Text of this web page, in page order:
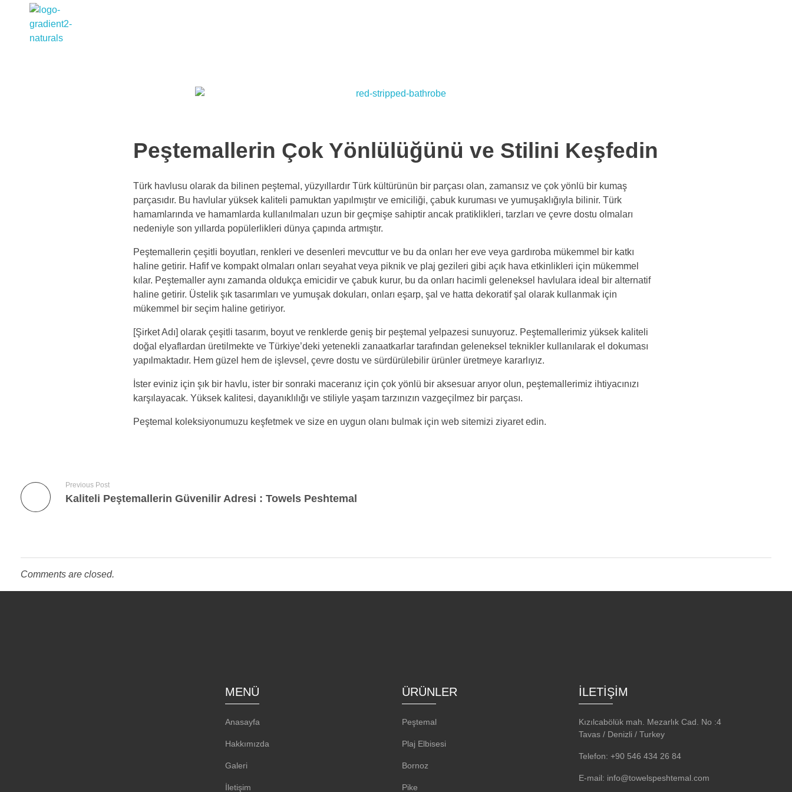
Peştemallerin Çok Yönlülüğünü ve Stilini Keşfedin
Türk havlusu olarak da bilinen peştemal, yüzyıllardır Türk kültürünün bir parçası olan, zamansız ve çok yönlü bir kumaş
parçasıdır. Bu havlular yüksek kaliteli pamuktan yapılmıştır ve emiciliği, çabuk kuruması ve yumuşaklığıyla bilinir. Türk
hamamlarında ve hamamlarda kullanılmaları uzun bir geçmişe sahiptir ancak pratiklikleri, tarzları ve çevre dostu olmaları
nedeniyle son yıllarda popülerlikleri dünya çapında artmıştır.
Peştemallerin çeşitli boyutları, renkleri ve desenleri mevcuttur ve bu da onları her eve veya gardıroba mükemmel bir katkı
haline getirir. Hafif ve kompakt olmaları onları seyahat veya piknik ve plaj gezileri gibi açık hava etkinlikleri için mükemmel
kılar. Peştemaller aynı zamanda oldukça emicidir ve çabuk kurur, bu da onları hacimli geleneksel havlulara ideal bir alternatif
haline getirir. Üstelik şık tasarımları ve yumuşak dokuları, onları eşarp, şal ve hatta dekoratif şal olarak kullanmak için
mükemmel bir seçim haline getiriyor.
[Şirket Adı] olarak çeşitli tasarım, boyut ve renklerde geniş bir peştemal yelpazesi sunuyoruz. Peştemallerimiz yüksek kaliteli
doğal elyaflardan üretilmekte ve Türkiye’deki yetenekli zanaatkarlar tarafından geleneksel teknikler kullanılarak el dokuması
yapılmaktadır. Hem güzel hem de işlevsel, çevre dostu ve sürdürülebilir ürünler üretmeye kararlıyız.
İster eviniz için şık bir havlu, ister bir sonraki maceranız için çok yönlü bir aksesuar arıyor olun, peştemallerimiz ihtiyacınızı
karşılayacak. Yüksek kalitesi, dayanıklılığı ve stiliyle yaşam tarzınızın vazgeçilmez bir parçası.
Peştemal koleksiyonumuzu keşfetmek ve size en uygun olanı bulmak için web sitemizi ziyaret edin.
Previous Post
Kaliteli Peştemallerin Güvenilir Adresi : Towels Peshtemal
Comments are closed.
MENÜ
Anasayfa
Hakkımızda
Galeri
İletişim
ÜRÜNLER
Peştemal
Plaj Elbisesi
Bornoz
Pike
İLETİŞİM
Kızılcabölük mah. Mezarlık Cad. No :4
Tavas / Denizli / Turkey
Telefon: +90 546 434 26 84
E-mail: info@towelspeshtemal.com